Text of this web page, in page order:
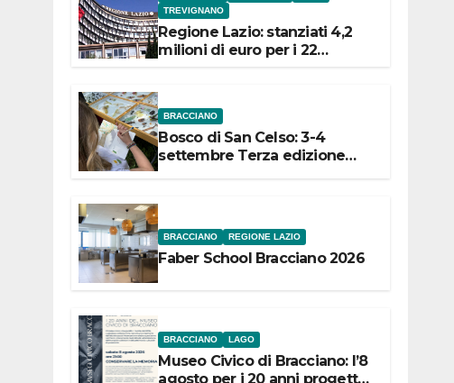
TREVIGNANO
Regione Lazio: stanziati 4,2
milioni di euro per i 22
BRACCIANO
Bosco di San Celso: 3-4
settembre Terza edizione
BRACCIANO REGIONE LAZIO
Faber School Bracciano 2026
BRACCIANO LAGO
Museo Civico di Bracciano: l’8
agosto per i 20 anni progetto